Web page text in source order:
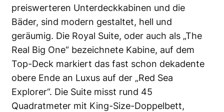
preiswerteren Unterdeckkabinen und die
Bäder, sind modern gestaltet, hell und
geräumig. Die Royal Suite, oder auch als „The
Real Big One“ bezeichnete Kabine, auf dem
Top-Deck markiert das fast schon dekadente
obere Ende an Luxus auf der „Red Sea
Explorer“. Die Suite misst rund 45
Quadratmeter mit King-Size-Doppelbett,